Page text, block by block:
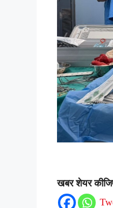
खबर शेयर